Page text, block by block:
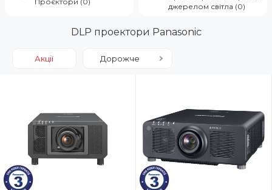
джерелом світла (0)
DLP проектори Panasonic
Акції Дорожче